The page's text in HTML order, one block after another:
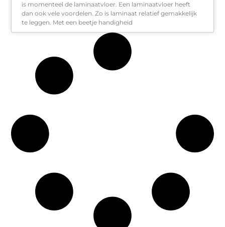
is momenteel de laminaatvloer. Een laminaatvloer heeft
dan ook vele voordelen. Zo is laminaat relatief gemakkelijk
te leggen. Met een beetje handigheid